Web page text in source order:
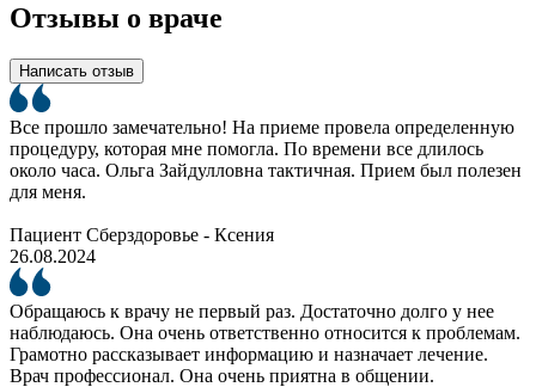
Отзывы о враче
Написать отзыв
Все прошло замечательно! На приеме провела определенную
процедуру, которая мне помогла. По времени все длилось
около часа. Ольга Зайдулловна тактичная. Прием был полезен
для меня.
Пациент Сберздоровье - Ксения
26.08.2024
Обращаюсь к врачу не первый раз. Достаточно долго у нее
наблюдаюсь. Она очень ответственно относится к проблемам.
Грамотно рассказывает информацию и назначает лечение.
Врач профессионал. Она очень приятна в общении.